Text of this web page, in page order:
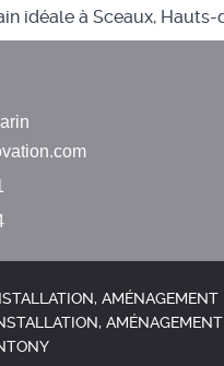
idéale à Sceaux, Hauts-